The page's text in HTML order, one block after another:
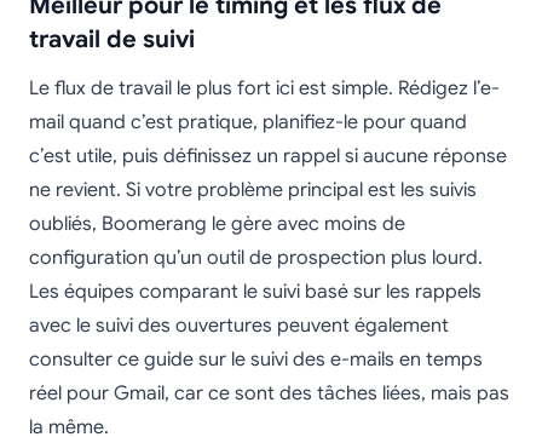
travail de suivi
Le flux de travail le plus fort ici est simple. Rédigez l’e-
mail quand c’est pratique, planifiez-le pour quand
c’est utile, puis définissez un rappel si aucune réponse
ne revient. Si votre problème principal est les suivis
oubliés, Boomerang le gère avec moins de
configuration qu’un outil de prospection plus lourd.
Les équipes comparant le suivi basé sur les rappels
avec le suivi des ouvertures peuvent également
consulter ce guide sur le suivi des e-mails en temps
réel pour Gmail, car ce sont des tâches liées, mais pas
la même.